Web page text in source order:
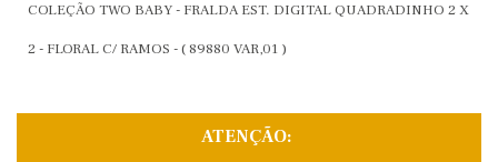
COLEÇÃO TWO BABY - FRALDA EST. DIGITAL QUADRADINHO 2 X
2 - FLORAL C/ RAMOS - ( 89880 VAR,01 )
ATENÇÃO: